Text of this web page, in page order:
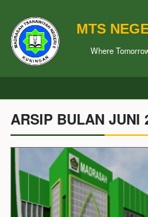
MTS
Where
ARSIP BULAN JUNI